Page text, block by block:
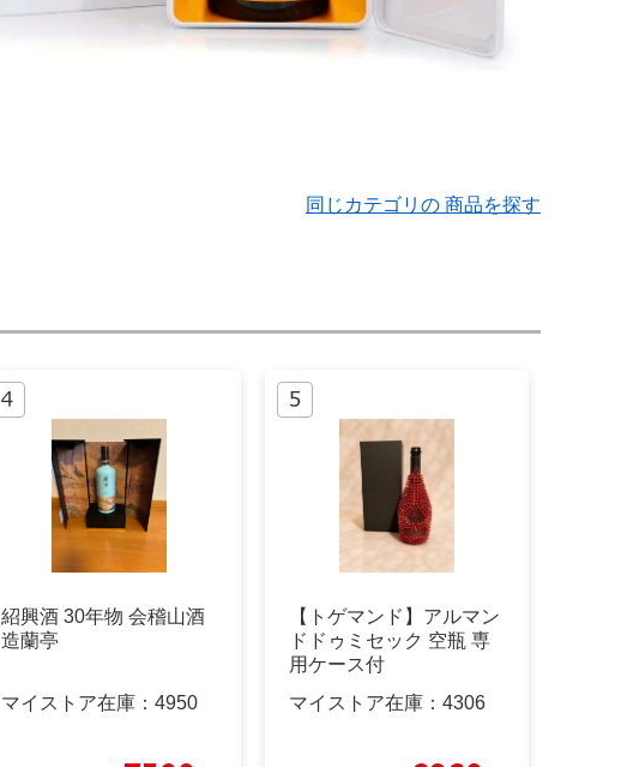
同じカテゴリの 商品を探す
紹興酒 30年物 会稽山酒
造蘭亭
マイストア在庫： 4950
【トゲマンド】アルマン
ドドゥミセック 空瓶 専
用ケース付
マイストア在庫： 4306